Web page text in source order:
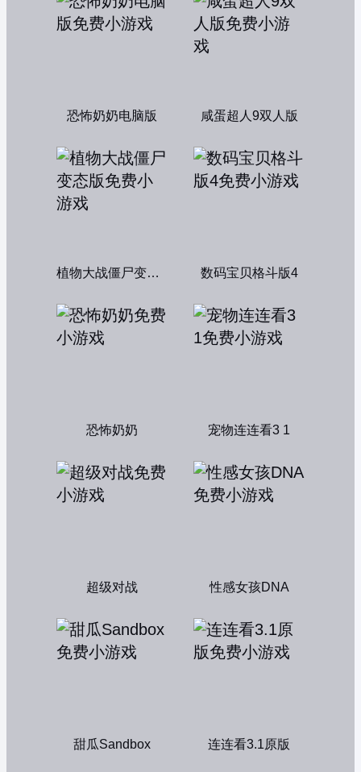
恐怖奶奶电脑版 咸蛋超人9双人版
植物大战僵尸变态版 数码宝贝格斗版4
恐怖奶奶 宠物连连看3 1
超级对战 性感女孩DNA
甜瓜Sandbox 连连看3.1原版